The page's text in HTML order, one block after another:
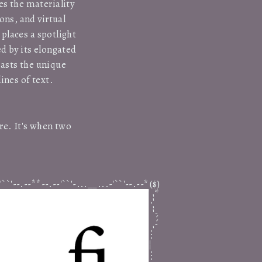
the materiality
and virtual
a spotlight
by its elongated
the unique
of text.
It's when two
.--**--.--'``'-...__...-'``'--.--*($)
<3 <3